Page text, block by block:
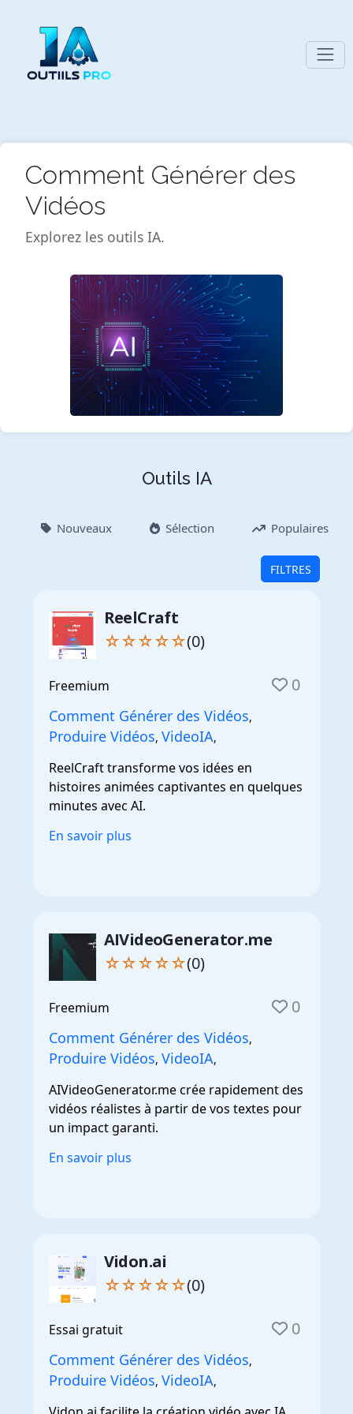
Comment Générer des
Vidéos
Explorez les outils IA.
Outils IA
Nouveaux Sélection Populaires
FILTRES
ReelCraft
☆☆☆☆☆(0)
Freemium 0
Comment Générer des Vidéos,
Produire Vidéos, VideoIA,
ReelCraft transforme vos idées en
histoires animées captivantes en quelques
minutes avec AI.
En savoir plus
AIVideoGenerator.me
☆☆☆☆☆(0)
Freemium 0
Comment Générer des Vidéos,
Produire Vidéos, VideoIA,
AIVideoGenerator.me crée rapidement des
vidéos réalistes à partir de vos textes pour
un impact garanti.
En savoir plus
Vidon.ai
☆☆☆☆☆(0)
Essai gratuit 0
Comment Générer des Vidéos,
Produire Vidéos, VideoIA,